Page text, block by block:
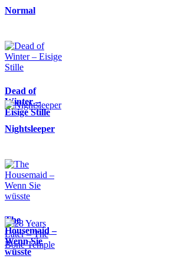
Normal
Dead of
Winter –
Eisige Stille
Nightsleeper
The
Housemaid –
Wenn Sie
wüsste